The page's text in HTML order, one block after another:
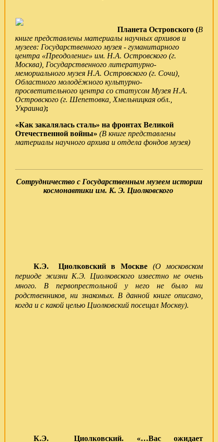
Планета Островского (В
книге представлены материалы научных архивов и
музеев: Государственного музея - гуманитарного
центра «Преодоление» им. Н.А. Островского (г.
Москва), Государственного литературно-
мемориального музея Н.А. Островского (г. Сочи),
Областного молодёжного культурно-
просветительного центра со статусом Музея Н.А.
Островского (г. Шепетовка, Хмельницкая обл.,
Украина);
«Как закалялась сталь» на фронтах Великой
Отечественной войны» (В книге представлены
материалы научного архива и отдела фондов музея)
Сотрудничество с Государственным музеем истории
космонавтики им. К. Э. Циолковского
К.Э. Циолковский в Москве (О московском
периоде жизни К.Э. Циолковского известно не очень
много. В первопрестольной у него не было ни
родственников, ни знакомых. В данной книге описано,
когда и с какой целью Циолковский посещал Москву).
К.Э. Циолковский. «…Вас ожидает